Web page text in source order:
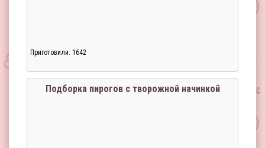
Приготовили: 1642
Подборка пирогов с творожной начинкой